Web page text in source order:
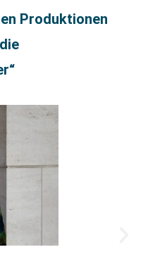
Produktionen